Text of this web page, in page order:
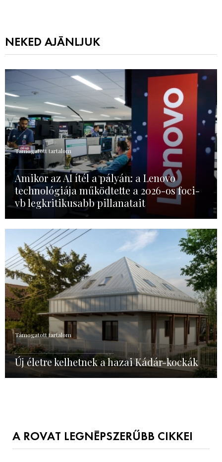
NEKED AJÁNLJUK
Támogatott tartalom
Amikor az AI ítél a pályán: a Lenovo
technológiája működtette a 2026-os foci-
vb legkritikusabb pillanatait
Támogatott tartalom
Új életre kelhetnek a hazai Kádár-kockák
A ROVAT LEGNÉPSZERŰBB CIKKEI